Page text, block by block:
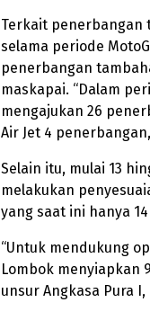
Terkait penerbangan
selama periode
penerbangan
maskapai. “Dalam
mengajukan 26
Air Jet 4
Selain itu, mulai 13
melakukan
yang saat ini hanya
“Untuk mendukung
Lombok menyiapkan
unsur Angkasa Pura